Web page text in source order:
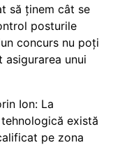
să ținem cât se
posturile
concurs nu poți
asigurarea unui
Ion: La
există
pe zona